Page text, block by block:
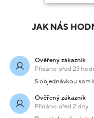
JAK NÁS
Ověřený zákazník
Přidáno před 23
S objednávkou som
Ověřený zákazník
Přidáno před 2 dny